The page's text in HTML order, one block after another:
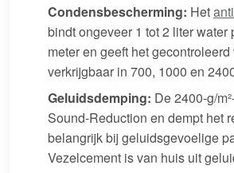
Condensbescherming: Het
bindt ongeveer 1 tot 2 liter water
meter en geeft het
verkrijgbaar in 700, 1000 en
Geluidsdemping: De 2400-g/
Sound-Reduction en dempt het
belangrijk bij geluidsgevoelige
Vezelcement is van huis uit